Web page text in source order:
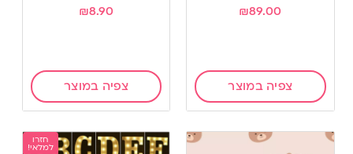
₪89.00
צפיה במוצר
₪8.90
צפיה במוצר
חזרו
למלאי!